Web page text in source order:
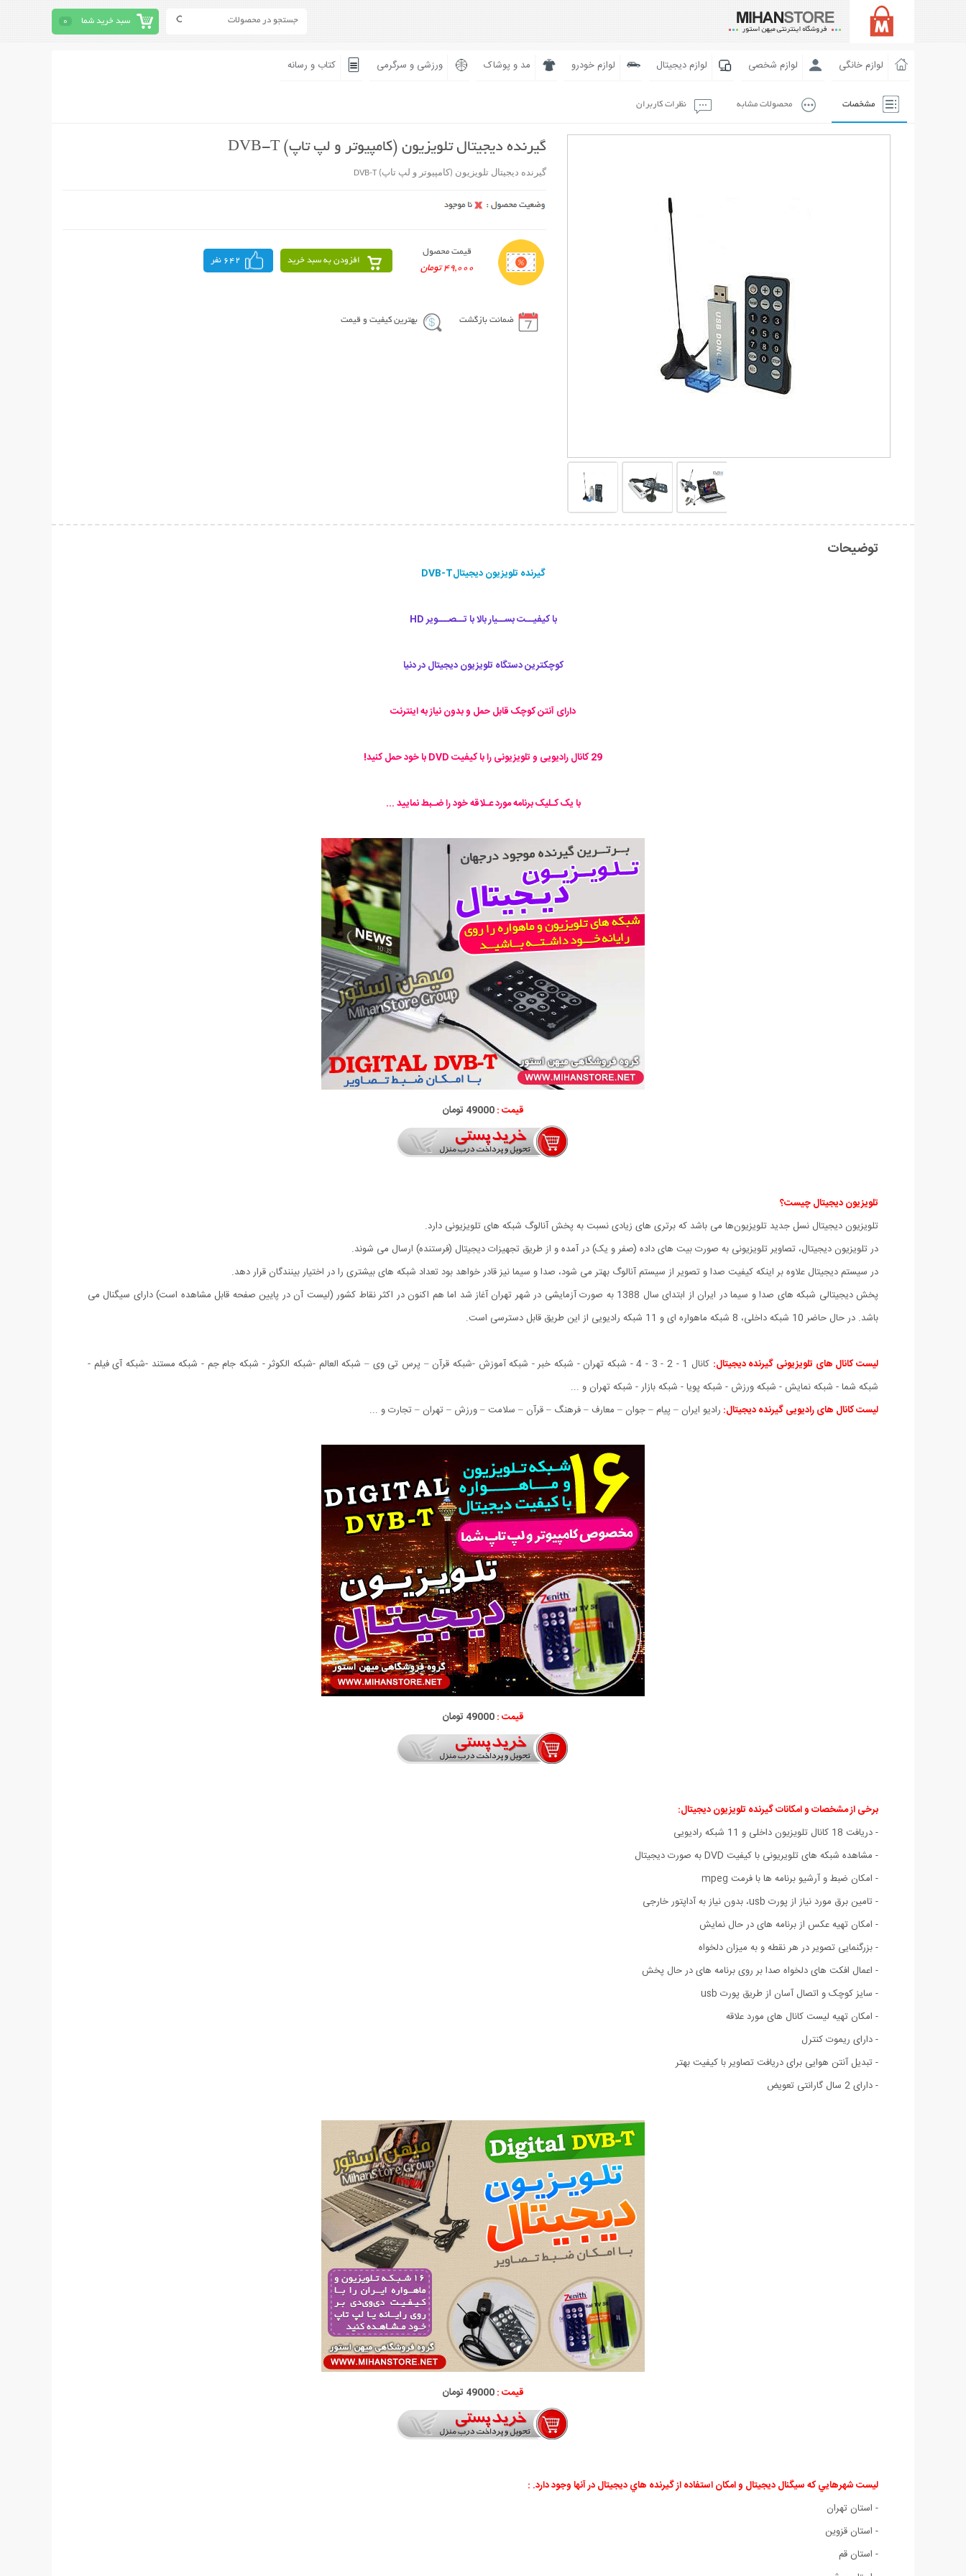
سبد خرید شما 0
لوازم خانگی لوازم شخصی لوازم دیجیتال لوازم خودرو مد و پوشاک ورزشی و سرگرمی کتاب و رسانه
مشخصات محصولات مشابه نظرات کاربران
گیرنده دیجیتال تلویزیون (کامپیوتر و لپ تاپ) DVB-T
گیرنده دیجیتال تلویزیون (کامپیوتر و لپ تاپ) DVB-T
قیمت محصول
49,000 تومان
افزودن به سبد خرید 642 نفر
ضمانت بازگشت بهترین کیفیت و قیمت
توضیحات
گیرنده تلویزیون دیجیتالDVB-T
با کيفيــت بســیار بالا با تــصـــویر HD
کوچکترين دستگاه تلويزيون ديجيتال در دنيا
دارای آنتن کوچک قابل حمل و بدون نیاز به اینترنت
29 کانال رادیویی و تلویزیونی را با کیفیت DVD با خود حمل کنید!
با یک کـلیک برنامه مورد عـلاقه خود را ضـبط نمایید ...
قیمت :49000 تومان
تلویزیون دیجیتال چیست؟
تلویزیون دیجیتال نسل جدید تلویزیون‌ها می باشد که برتری های زیادی نسبت به پخش آنالوگ شبکه های تلویزیونی دارد.
در تلویزیون دیجیتال، تصاویر تلویزیونی به صورت بیت های داده (صفر و یک) در آمده و از طریق تجهیزات دیجیتال (فرستنده) ارسال می شوند.
در سیستم دیجیتال علاوه بر اینکه کیفیت صدا و تصویر از سیستم آنالوگ بهتر می شود، صدا و سیما نیز قادر خواهد بود تعداد شبکه های بیشتری را در اختیار بینندگان قرار دهد.
پخش دیجیتالی شبکه های صدا و سیما در ایران از ابتدای سال 1388 به صورت آزمایشی در شهر تهران آغاز شد اما هم اکنون در اکثر نقاط کشور (لیست آن در پایین صفحه قابل مشاهده است) دارای سیگنال می
باشد. در حال حاضر 10 شبکه داخلی، 8 شبکه ماهواره ای و 11 شبکه رادیویی از این طریق قابل دسترسی است.
لیست کانال های تلویزیونی گیرنده دیجیتال:
کانال 1 - 2 - 3 - 4 - شبکه تهران - شبکه خبر - شبکه آموزش -شبکه قرآن – پرس تی وی – شبکه العالم -شبکه الکوثر - شبکه جام جم - شبکه مستند -شبکه آی فیلم -
شبکه شما - شبکه نمایش - شبکه ورزش - شبکه پویا - شبکه بازار - شبکه تهران و ...
لیست کانال های رادیویی گیرنده دیجیتال: رادیو ایران – پیام – جوان – معارف – فرهنگ – قرآن – سلامت – ورزش – تهران – تجارت و ...
قیمت :49000 تومان
برخی از مشخصات و امکانات گیرنده تلویزیون دیجیتال:
- دریافت 18 کانال تلويزيون داخلی و 11 شبکه رادیویی
- مشاهده شبکه های تلویریونی با کیفیت DVD به صورت دیجیتال
- امکان ضبط و آرشیو برنامه ها با فرمت mpeg
- تامین برق مورد نیاز از پورت usb، بدون نیاز به آداپتور خارجی
- امکان تهیه عکس از برنامه های در حال نمایش
- بزرگنمایی تصویر در هر نقطه و به میزان دلخواه
- اعمال افکت های دلخواه صدا بر روی برنامه های در حال پخش
- سایز کوچک و اتصال آسان از طریق پورت usb
- امکان تهیه لیست کانال های مورد علاقه
- دارای ریموت کنترل
- تبدیل آنتن هوایی برای دریافت تصاویر با کیفیت بهتر
- دارای 2 سال گارانتی تعویض
قیمت :49000 تومان
ليست شهرهايي که سيگنال ديجيتال و امکان استفاده از گيرنده هاي ديجيتال در آنها وجود دارد. :
- استان تهران
- استان قزوين
- استان قم